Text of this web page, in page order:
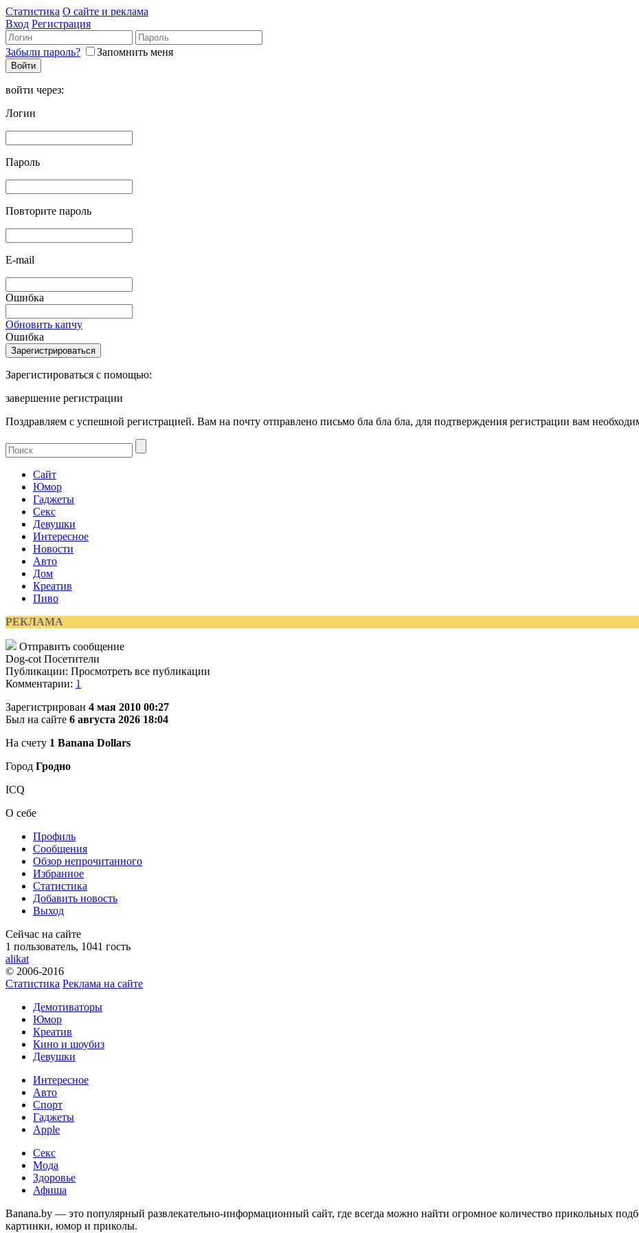
Статистика О сайте и реклама
Вход Регистрация
Забыли пароль? Запомнить меня
войти через:
Логин
Пароль
Повторите пароль
E-mail
Ошибка
Обновить капчу
Ошибка
Зарегистироваться с помощью:
завершение регистрации
Поздравляем с успешной регистрацией. Вам на почту отправлено письмо бла бла бла, для подтверждения регистрации вам
Сайт
Юмор
Гаджеты
Секс
Девушки
Интересное
Новости
Авто
Дом
Креатив
Пиво
РЕКЛАМА
Отправить сообщение
Dog-cot Посетители
Публикации: Просмотреть все публикации
Комментарии: 1
Зарегистрирован 4 мая 2010 00:27
Был на сайте 6 августа 2026 18:04
На счету 1 Banana Dollars
Город Гродно
ICQ
О себе
Профиль
Сообщения
Обзор непрочитанного
Избранное
Статистика
Добавить новость
Выход
Сейчас на сайте
1 пользователь, 1041 гость
alikat
© 2006-2016
Статистика Реклама на сайте
Демотиваторы
Юмор
Креатив
Кино и шоубиз
Девушки
Интересное
Авто
Спорт
Гаджеты
Apple
Секс
Мода
Здоровье
Афиша
Banana.by — это популярный развлекательно-информационный сайт, где всегда можно найти огромное количество прикольных
картинки, юмор и приколы.